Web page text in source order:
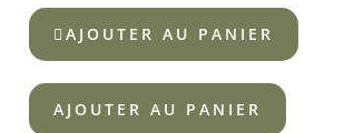
AJOUTER AU PANIER
AJOUTER AU PANIER